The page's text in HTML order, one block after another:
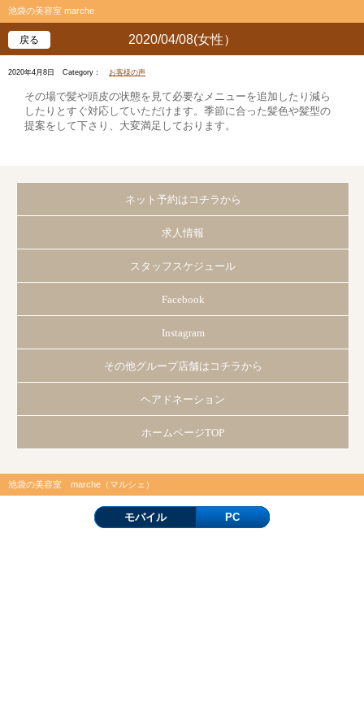
池袋の美容室 marche
2020/04/08(女性）
戻る
2020年4月8日 Category： お客様の声
その場で髪や頭皮の状態を見て必要なメニューを追加したり減ら
したりとすぐ対応していただけます。季節に合った髪色や髪型の
提案をして下さり、大変満足しております。
ネット予約はコチラから
求人情報
スタッフスケジュール
Facebook
Instagram
その他グループ店舗はコチラから
ヘアドネーション
ホームページTOP
池袋の美容室 marche（マルシェ）
モバイル PC